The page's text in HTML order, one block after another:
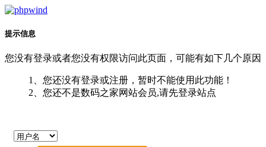
提示信息
您没有登录或者您没有权限访问此页面，可能有如下几个原因
1、您还没有登录或注册，暂时不能使用此功能！
2、您还不是数码之家网站会员,请先登录站点